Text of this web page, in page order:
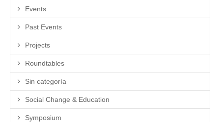
Events
Past Events
Projects
Roundtables
Sin categoría
Social Change & Education
Symposium